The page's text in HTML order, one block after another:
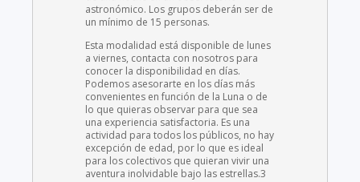
astronómico. Los grupos deberán ser de
un mínimo de 15 personas.
Esta modalidad está disponible de lunes
a viernes, contacta con nosotros para
conocer la disponibilidad en días.
Podemos asesorarte en los días más
convenientes en función de la Luna o de
lo que quieras observar para que sea
una experiencia satisfactoria. Es una
actividad para todos los públicos, no hay
excepción de edad, por lo que es ideal
para los colectivos que quieran vivir una
aventura inolvidable bajo las estrellas.3